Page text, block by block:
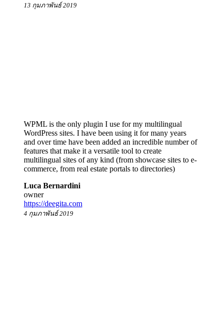
13 กุมภาพันธ์ 2019
WPML is the only plugin I use for my multilingual
WordPress sites. I have been using it for many years
and over time have been added an incredible number of
features that make it a versatile tool to create
multilingual sites of any kind (from showcase sites to e-
commerce, from real estate portals to directories)
Luca Bernardini
owner
https://deegita.com
4 กุมภาพันธ์ 2019